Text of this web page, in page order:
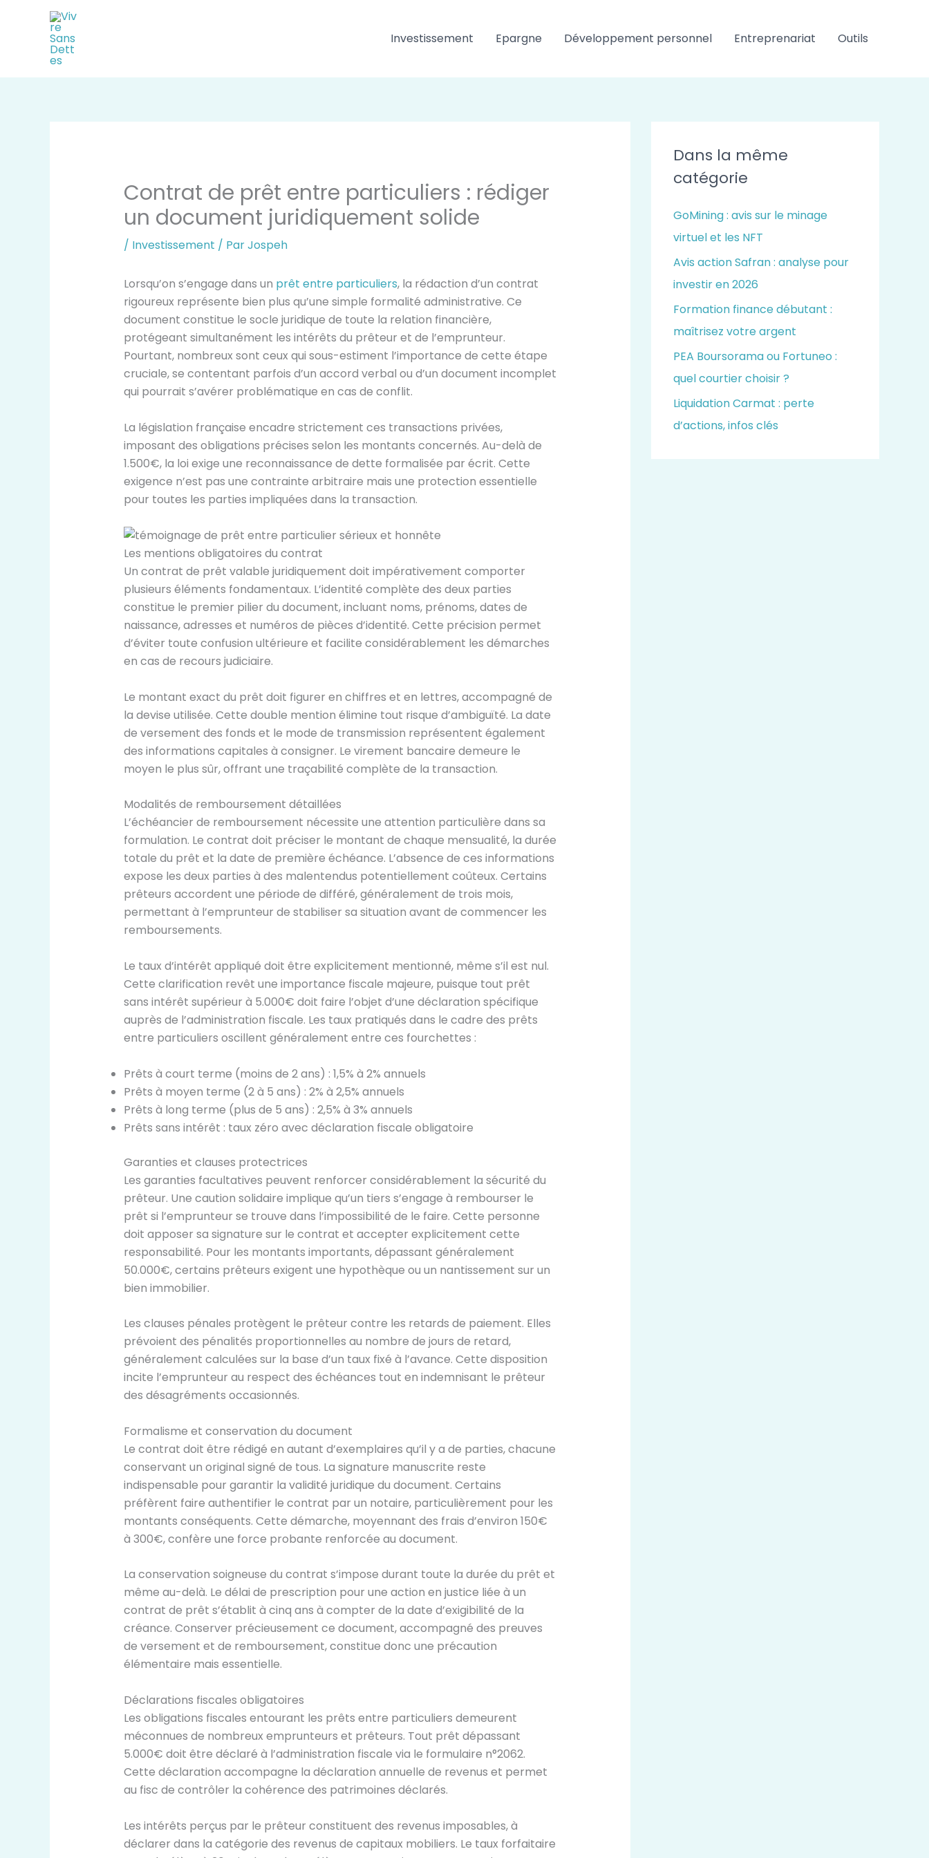
Investissement Epargne Développement personnel Entreprenariat Outils
Contrat de prêt entre particuliers : rédiger
un document juridiquement solide
/ Investissement / ParJospeh
Lorsqu’on s’engage dans un prêt entre particuliers, la rédaction d’un contrat
rigoureux représente bien plus qu’une simple formalité administrative. Ce
document constitue le socle juridique de toute la relation financière,
protégeant simultanément les intérêts du prêteur et de l’emprunteur.
Pourtant, nombreux sont ceux qui sous-estiment l’importance de cette étape
cruciale, se contentant parfois d’un accord verbal ou d’un document incomplet
qui pourrait s’avérer problématique en cas de conflit.
La législation française encadre strictement ces transactions privées,
imposant des obligations précises selon les montants concernés. Au-delà de
1.500€, la loi exige une reconnaissance de dette formalisée par écrit. Cette
exigence n’est pas une contrainte arbitraire mais une protection essentielle
pour toutes les parties impliquées dans la transaction.
Les mentions obligatoires du contrat
Un contrat de prêt valable juridiquement doit impérativement comporter
plusieurs éléments fondamentaux. L’identité complète des deux parties
constitue le premier pilier du document, incluant noms, prénoms, dates de
naissance, adresses et numéros de pièces d’identité. Cette précision permet
d’éviter toute confusion ultérieure et facilite considérablement les démarches
en cas de recours judiciaire.
Le montant exact du prêt doit figurer en chiffres et en lettres, accompagné de
la devise utilisée. Cette double mention élimine tout risque d’ambiguïté. La date
de versement des fonds et le mode de transmission représentent également
des informations capitales à consigner. Le virement bancaire demeure le
moyen le plus sûr, offrant une traçabilité complète de la transaction.
Modalités de remboursement détaillées
L’échéancier de remboursement nécessite une attention particulière dans sa
formulation. Le contrat doit préciser le montant de chaque mensualité, la durée
totale du prêt et la date de première échéance. L’absence de ces informations
expose les deux parties à des malentendus potentiellement coûteux. Certains
prêteurs accordent une période de différé, généralement de trois mois,
permettant à l’emprunteur de stabiliser sa situation avant de commencer les
remboursements.
Le taux d’intérêt appliqué doit être explicitement mentionné, même s’il est nul.
Cette clarification revêt une importance fiscale majeure, puisque tout prêt
sans intérêt supérieur à 5.000€ doit faire l’objet d’une déclaration spécifique
auprès de l’administration fiscale. Les taux pratiqués dans le cadre des prêts
entre particuliers oscillent généralement entre ces fourchettes :
Prêts à court terme (moins de 2 ans) : 1,5% à 2% annuels
Prêts à moyen terme (2 à 5 ans) : 2% à 2,5% annuels
Prêts à long terme (plus de 5 ans) : 2,5% à 3% annuels
Prêts sans intérêt : taux zéro avec déclaration fiscale obligatoire
Garanties et clauses protectrices
Les garanties facultatives peuvent renforcer considérablement la sécurité du
prêteur. Une caution solidaire implique qu’un tiers s’engage à rembourser le
prêt si l’emprunteur se trouve dans l’impossibilité de le faire. Cette personne
doit apposer sa signature sur le contrat et accepter explicitement cette
responsabilité. Pour les montants importants, dépassant généralement
50.000€, certains prêteurs exigent une hypothèque ou un nantissement sur un
bien immobilier.
Les clauses pénales protègent le prêteur contre les retards de paiement. Elles
prévoient des pénalités proportionnelles au nombre de jours de retard,
généralement calculées sur la base d’un taux fixé à l’avance. Cette disposition
incite l’emprunteur au respect des échéances tout en indemnisant le prêteur
des désagréments occasionnés.
Formalisme et conservation du document
Le contrat doit être rédigé en autant d’exemplaires qu’il y a de parties, chacune
conservant un original signé de tous. La signature manuscrite reste
indispensable pour garantir la validité juridique du document. Certains
préfèrent faire authentifier le contrat par un notaire, particulièrement pour les
montants conséquents. Cette démarche, moyennant des frais d’environ 150€
à 300€, confère une force probante renforcée au document.
La conservation soigneuse du contrat s’impose durant toute la durée du prêt et
même au-delà. Le délai de prescription pour une action en justice liée à un
contrat de prêt s’établit à cinq ans à compter de la date d’exigibilité de la
créance. Conserver précieusement ce document, accompagné des preuves
de versement et de remboursement, constitue donc une précaution
élémentaire mais essentielle.
Déclarations fiscales obligatoires
Les obligations fiscales entourant les prêts entre particuliers demeurent
méconnues de nombreux emprunteurs et prêteurs. Tout prêt dépassant
5.000€ doit être déclaré à l’administration fiscale via le formulaire n°2062.
Cette déclaration accompagne la déclaration annuelle de revenus et permet
au fisc de contrôler la cohérence des patrimoines déclarés.
Les intérêts perçus par le prêteur constituent des revenus imposables, à
déclarer dans la catégorie des revenus de capitaux mobiliers. Le taux forfaitaire
Dans la même
catégorie
GoMining : avis sur le minage
virtuel et les NFT
Avis action Safran : analyse pour
investir en 2026
Formation finance débutant :
maîtrisez votre argent
PEA Boursorama ou Fortuneo :
quel courtier choisir ?
Liquidation Carmat : perte
d’actions, infos clés